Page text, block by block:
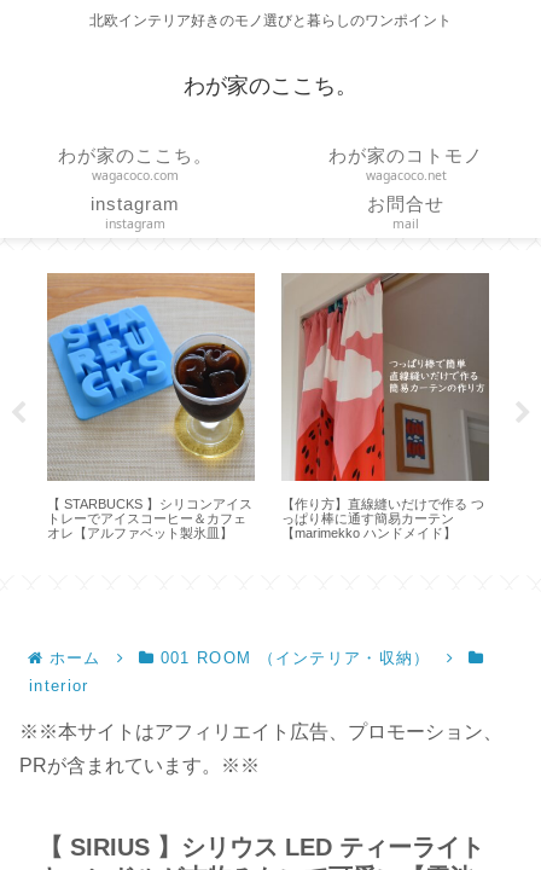
北欧インテリア好きのモノ選びと暮らしのワンポイント
わが家のここち。
わが家のここち。
wagacoco.com
わが家のコトモノ
wagacoco.net
instagram
instagram
お問合せ
mail
【 STARBUCKS 】シリコンアイス
トレーでアイスコーヒー＆カフェ
オレ【アルファベット製氷皿】
【作り方】直線縫いだけで作る つ
っぱり棒に通す簡易カーテン
【marimekko ハンドメイド】
ホーム
001 ROOM （インテリア・収納）
interior
※※本サイトはアフィリエイト広告、プロモーション、
PRが含まれています。※※
【 SIRIUS 】シリウス LED ティーライト